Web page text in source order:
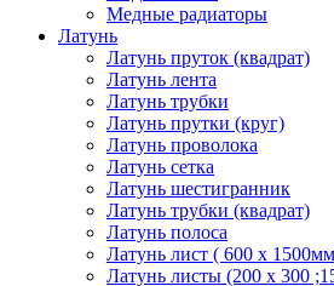
Медные радиаторы
Латунь
Латунь пруток (квадрат)
Латунь лента
Латунь трубки
Латунь прутки (круг)
Латунь проволока
Латунь сетка
Латунь шестигранник
Латунь трубки (квадрат)
Латунь полоса
Латунь лист ( 600 х
Латунь листы (200 х 300